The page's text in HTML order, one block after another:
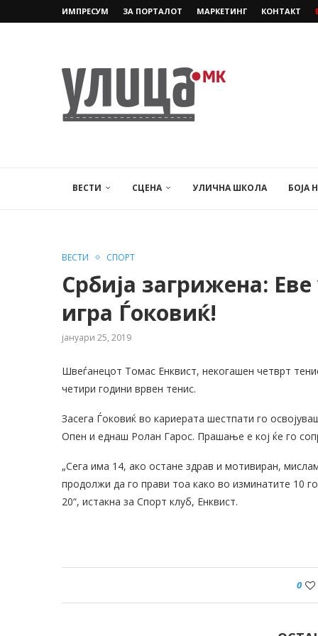
ИМПРЕСУМ ЗА ПОРТАЛОТ МАРКЕТИНГ КОНТАКТ
ВЕСТИ СЦЕНА УЛИЧНА ШКОЛА БОЈА
ВЕСТИ СПОРТ
Србија загрижена:
игра Ѓоковиќ!
јануари 25, 2019
Швеѓанецот Томас Енквист, некогашен четврт
четири години врвен тенис.
Засега Ѓоковиќ во кариерата шестпати го
Опен и еднаш Ролан Гарос. Прашање е кој ќе го
„Сега има 14, ако остане здрав и мотивиран,
продолжи да го прави тоа како во изминатите 10
20“, истакна за Спорт клуб, Енквист.
0